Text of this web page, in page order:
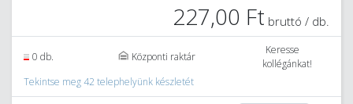
227,00 Ft bruttó / db.
0 db. Központi raktár
Keresse
kollégánkat!
Tekintse meg 42 telephelyünk készletét